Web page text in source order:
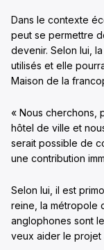
Dans le contexte
peut se permettre
devenir. Selon lui,
utilisés et elle
Maison de la
« Nous cherchons,
hôtel de ville et
serait possible de
une contribution
Selon lui, il est
reine, la métropole
anglophones sont
veux aider le projet